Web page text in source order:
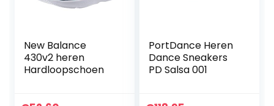
New Balance
430v2 heren
Hardloopschoen
PortDance Heren
Dance Sneakers
PD Salsa 001